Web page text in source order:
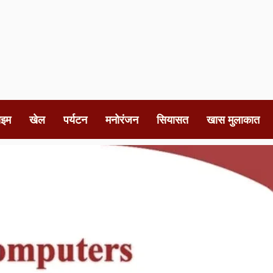
खेल पर्यटन मनोरंजन सियासत खास मुलाकात